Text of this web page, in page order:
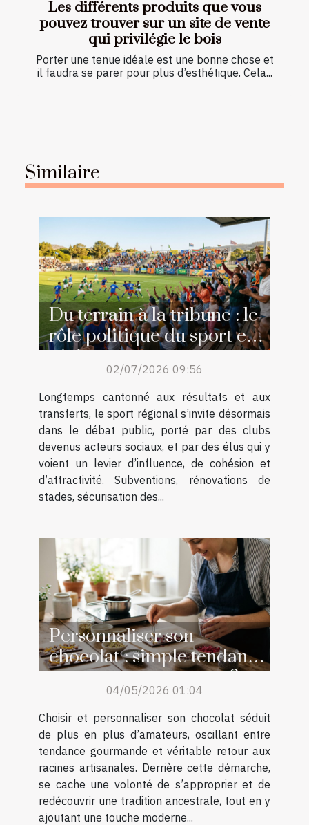
Les différents produits que vous
pouvez trouver sur un site de vente
qui privilégie le bois
Porter une tenue idéale est une bonne chose et
il faudra se parer pour plus d’esthétique. Cela...
Similaire
Du terrain à la tribune : le
rôle politique du sport en
région
02/07/2026 09:56
Longtemps cantonné aux résultats et aux
transferts, le sport régional s’invite désormais
dans le débat public, porté par des clubs
devenus acteurs sociaux, et par des élus qui y
voient un levier d’influence, de cohésion et
d’attractivité. Subventions, rénovations de
stades, sécurisation des...
Personnaliser son
chocolat : simple tendance
ou retour aux sources ?
04/05/2026 01:04
Choisir et personnaliser son chocolat séduit
de plus en plus d’amateurs, oscillant entre
tendance gourmande et véritable retour aux
racines artisanales. Derrière cette démarche,
se cache une volonté de s’approprier et de
redécouvrir une tradition ancestrale, tout en y
ajoutant une touche moderne...